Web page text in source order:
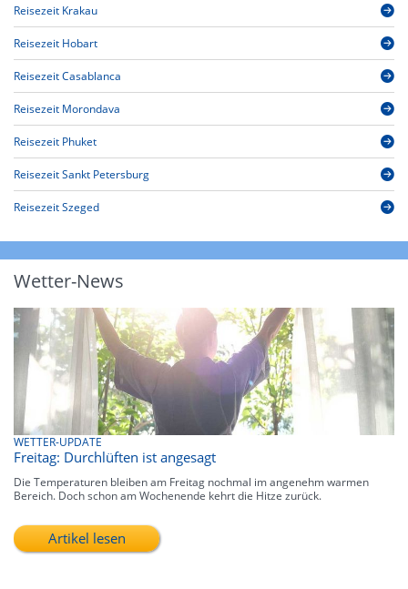
Reisezeit Krakau
Reisezeit Hobart
Reisezeit Casablanca
Reisezeit Morondava
Reisezeit Phuket
Reisezeit Sankt Petersburg
Reisezeit Szeged
Wetter-News
WETTER-UPDATE
Freitag: Durchlüften ist angesagt
Die Temperaturen bleiben am Freitag nochmal im angenehm warmen
Bereich. Doch schon am Wochenende kehrt die Hitze zurück.
Artikel lesen